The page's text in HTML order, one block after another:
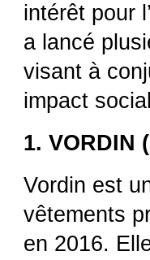
intérêt pour
a lancé
visant à
impact
1. VORDIN
Vordin est
vêtements
en 2016.